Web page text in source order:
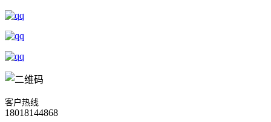
客户热线
18018144868